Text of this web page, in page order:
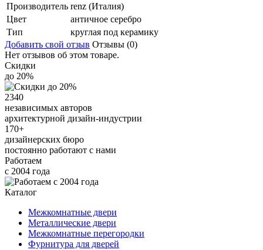
Производитель renz (Италия)
Цвет
античное серебро
Тип
круглая под керамику
Добавить свой отзыв Отзывы (0)
Нет отзывов об этом товаре.
Скидки
до 20%
2340
независимых авторов
архитектурной дизайн-индустрии
170+
дизайнерских бюро
постоянно работают с нами
Работаем
с 2004 года
Каталог
Межкомнатные двери
Металлические двери
Межкомнатные перегородки
Фурнитура для дверей